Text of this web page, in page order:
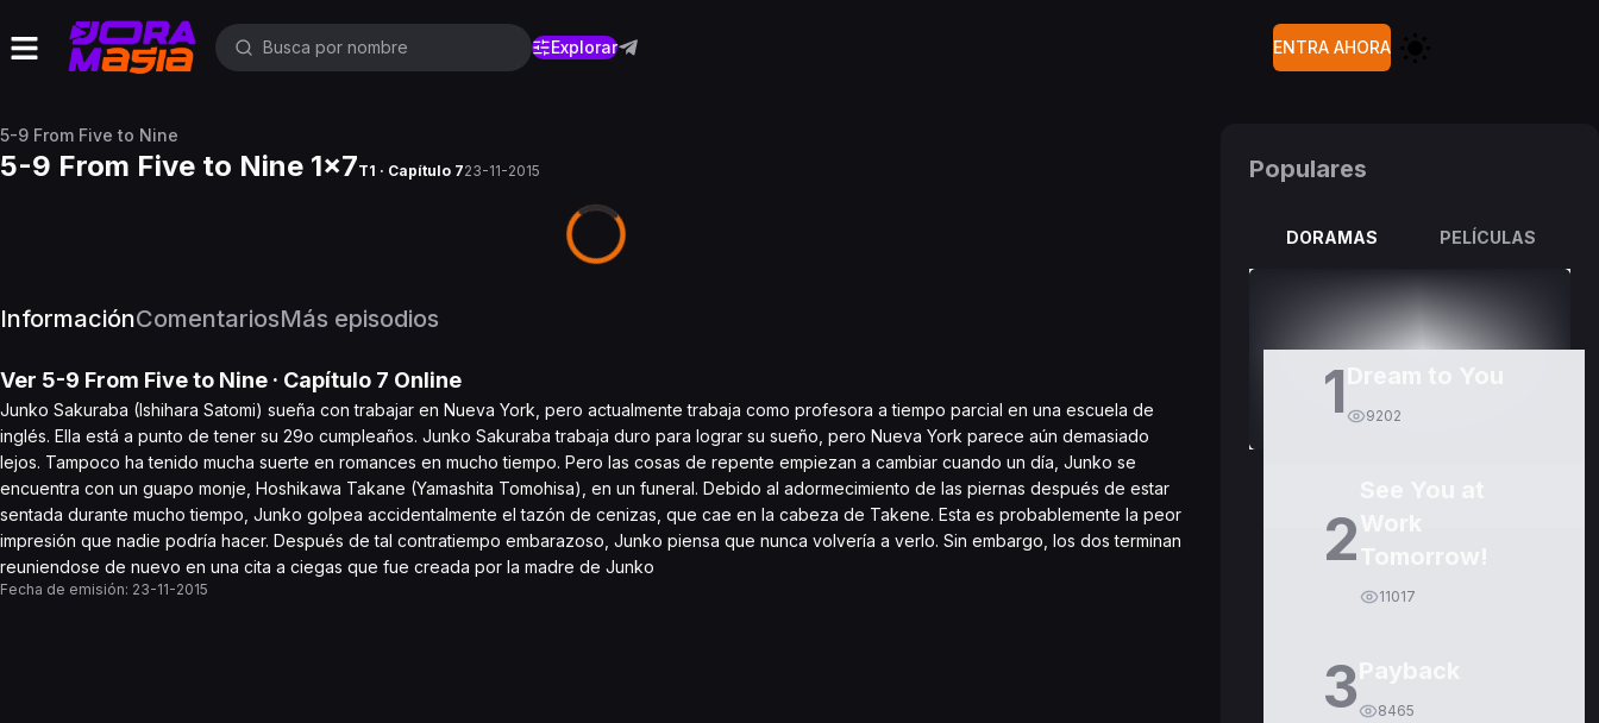
Explorar ENTRA AHORA
5-9 From Five to Nine
5-9 From Five to Nine 1x7T1 · Capítulo 723-11-2015
InformaciónComentariosMás episodios
Ver 5-9 From Five to Nine · Capítulo 7 Online
Junko Sakuraba (Ishihara Satomi) sueña con trabajar en Nueva York, pero actualmente trabaja como profesora a tiempo parcial en una escuela de
inglés. Ella está a punto de tener su 29o cumpleaños. Junko Sakuraba trabaja duro para lograr su sueño, pero Nueva York parece aún demasiado
lejos. Tampoco ha tenido mucha suerte en romances en mucho tiempo. Pero las cosas de repente empiezan a cambiar cuando un día, Junko se
encuentra con un guapo monje, Hoshikawa Takane (Yamashita Tomohisa), en un funeral. Debido al adormecimiento de las piernas después de estar
sentada durante mucho tiempo, Junko golpea accidentalmente el tazón de cenizas, que cae en la cabeza de Takene. Esta es probablemente la peor
impresión que nadie podría hacer. Después de tal contratiempo embarazoso, Junko piensa que nunca volvería a verlo. Sin embargo, los dos terminan
reuniendose de nuevo en una cita a ciegas que fue creada por la madre de Junko
Fecha de emisión: 23-11-2015
Populares
DORAMAS PELÍCULAS
1 9202
2
11017
3 8465